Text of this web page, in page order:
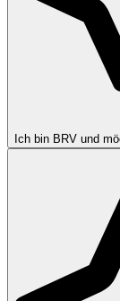
Ich bin BRV und